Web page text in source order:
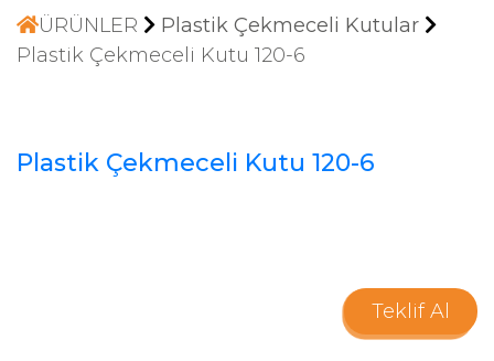
ÜRÜNLER
Plastik Çekmeceli Kutular
Plastik Çekmeceli Kutu 120-6
Plastik Çekmeceli Kutu 120-6
Teklif Al